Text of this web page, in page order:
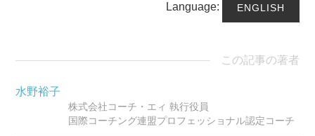
Language: ENGLISH
この記事の著者
水野裕子
株式会社コーチ・エィ 執行役員
国際コーチング連盟プロフェッショナル認定コーチ